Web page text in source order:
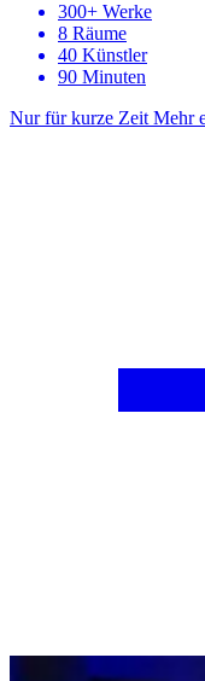
300+ Werke
8 Räume
40 Künstler
90 Minuten
Nur für kurze Zeit Mehr